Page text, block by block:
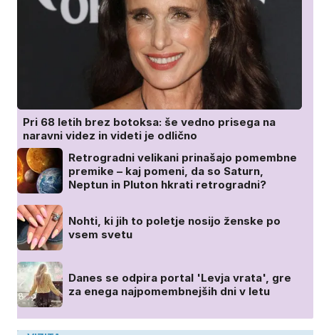
Pri 68 letih brez botoksa: še vedno prisega na
naravni videz in videti je odlično
Retrogradni velikani prinašajo pomembne
premike – kaj pomeni, da so Saturn,
Neptun in Pluton hkrati retrogradni?
Nohti, ki jih to poletje nosijo ženske po
vsem svetu
Danes se odpira portal 'Levja vrata', gre
za enega najpomembnejših dni v letu